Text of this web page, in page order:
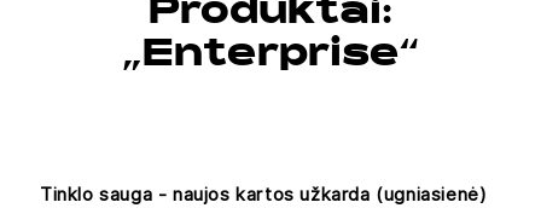
Produktai:
„Enterprise“
Tinklo sauga - naujos kartos užkarda (ugniasienė)